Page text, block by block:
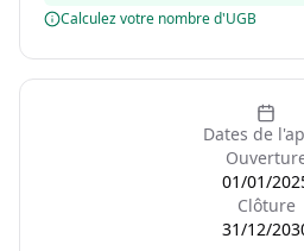
Calculez votre nombre d'UGB
Dates de
01/01/
Clôture
31/12/